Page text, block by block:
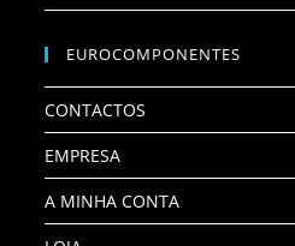
EUROCOMPONENTES
CONTACTOS
EMPRESA
A MINHA CONTA